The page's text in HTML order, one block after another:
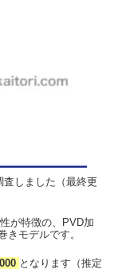
しました（最終更
が特徴の、PVD加
きモデルです。
となります（推定